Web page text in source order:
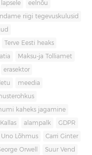
eelnõu
riigi tegevuskulusid
Terve Eesti heaks
Maksu-ja Tolliamet
erasektor
meedia
kaheks jagamine
alampalk GDPR
Uno Lõhmus Carri Ginter
Orwell Suur Vend